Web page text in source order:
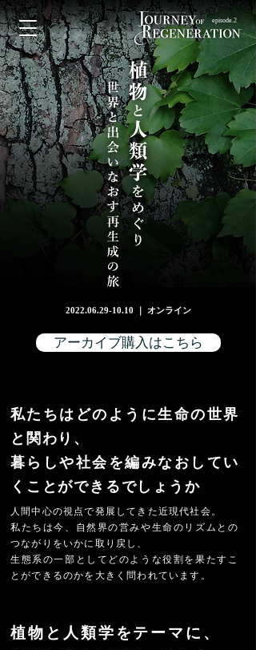
2022.06.29-10.10 ｜ オンライン
アーカイブ購入はこちら
私たちはどのように生命の世界
と関わり、
暮らしや社会を編みなおして い
くことができるでしょうか
人間中心の視点で発展してきた近現代社会。
私たちは今、
自然界の営みや生命のリズムとの
つながりをいかに取り戻し、
生態系の一部としてどのような役割を果たすこ
とができるのかを大きく問われています。
episode.2
植物と人類学をテーマに、